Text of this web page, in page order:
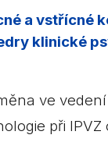
a vstřícné
klinické
ve
při IPVZ